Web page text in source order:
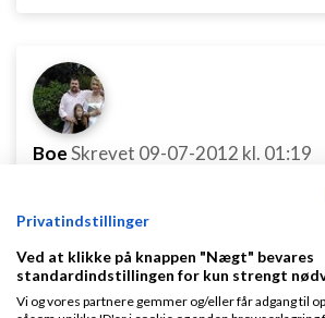
BoeSkrevet 09-07-2012 kl. 01:19
Jeg syntes der mangler en kort
Privatindstillinger
Ved at klikke på knappen "Nægt" bevares
standardindstillingen for kun strengt
Vi og vores partnere gemmer og/eller får adgang til